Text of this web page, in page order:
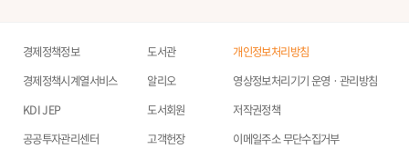
경제정책정보
경제정책시계열서비스
KDI JEP
공공투자관리센터
도서관
알리오
도서회원
고객헌장
개인정보처리방침
영상정보처리기기 운영ㆍ관리방침
저작권정책
이메일주소 무단수집거부